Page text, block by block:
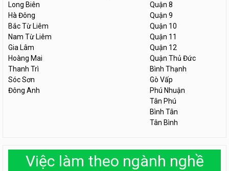
Long Biên
Hà Đông
Bắc Từ Liêm
Nam Từ Liêm
Gia Lâm
Hoàng Mai
Thanh Trì
Sóc Sơn
Đông Anh
Quận 8
Quận 9
Quận 10
Quận 11
Quận 12
Quận Thủ Đức
Bình Thạnh
Gò Vấp
Phú Nhuận
Tân Phú
Bình Tân
Tân Bình
Việc làm theo ngành nghề